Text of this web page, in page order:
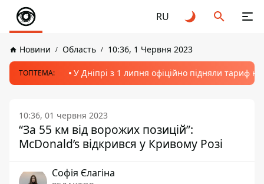
RU
Новини Область 10:36, 1 Червня 2023
ТОПТЕМА: У Дніпрі з 1 липня офіційно підняли тариф
10:36, 01 червня 2023
“За 55 км від ворожих позицій”:
McDonald’s відкрився у Кривому Розі
Софія Єлагіна